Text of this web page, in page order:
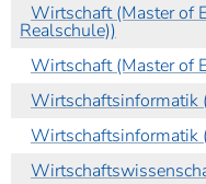
Wirtschaft (Master of
Realschule))
Wirtschaft (Master of
Wirtschaftsinformatik
Wirtschaftsinformatik